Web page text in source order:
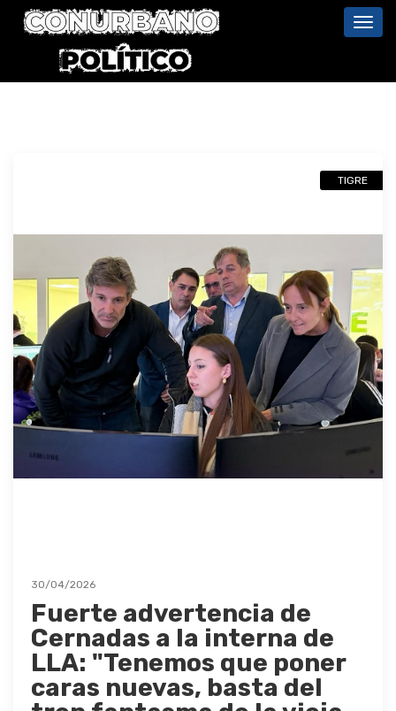
TIGRE
30/04/2026
Fuerte advertencia de
Cernadas a la interna de
LLA: "Tenemos que poner
caras nuevas, basta del